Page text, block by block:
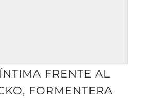
FRENTE AL
FORMENTERA